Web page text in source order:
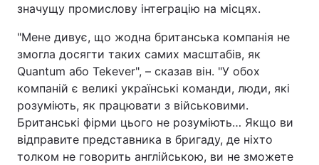
значущу промислову інтеграцію на місцях.
"Мене дивує, що жодна британська компанія не
змогла досягти таких самих масштабів, як
Quantum або Tekever", – сказав він. "У обох
компаній є великі українські команди, люди, які
розуміють, як працювати з військовими.
Британські фірми цього не розуміють… Якщо ви
відправите представника в бригаду, де ніхто
толком не говорить англійською, ви не зможете